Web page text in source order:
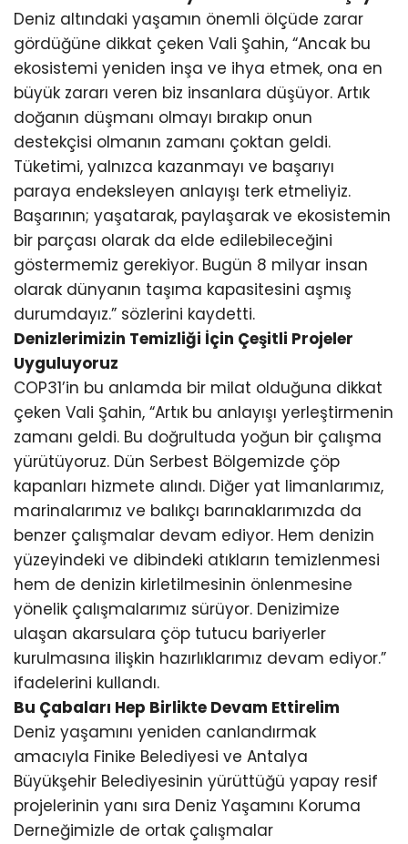
Deniz altındaki yaşamın önemli ölçüde zarar
gördüğüne dikkat çeken Vali Şahin, “Ancak bu
ekosistemi yeniden inşa ve ihya etmek, ona en
büyük zararı veren biz insanlara düşüyor. Artık
doğanın düşmanı olmayı bırakıp onun
destekçisi olmanın zamanı çoktan geldi.
Tüketimi, yalnızca kazanmayı ve başarıyı
paraya endeksleyen anlayışı terk etmeliyiz.
Başarının; yaşatarak, paylaşarak ve ekosistemin
bir parçası olarak da elde edilebileceğini
göstermemiz gerekiyor. Bugün 8 milyar insan
olarak dünyanın taşıma kapasitesini aşmış
durumdayız.” sözlerini kaydetti.
Denizlerimizin Temizliği İçin Çeşitli Projeler
Uyguluyoruz
COP31’in bu anlamda bir milat olduğuna dikkat
çeken Vali Şahin, “Artık bu anlayışı yerleştirmenin
zamanı geldi. Bu doğrultuda yoğun bir çalışma
yürütüyoruz. Dün Serbest Bölgemizde çöp
kapanları hizmete alındı. Diğer yat limanlarımız,
marinalarımız ve balıkçı barınaklarımızda da
benzer çalışmalar devam ediyor. Hem denizin
yüzeyindeki ve dibindeki atıkların temizlenmesi
hem de denizin kirletilmesinin önlenmesine
yönelik çalışmalarımız sürüyor. Denizimize
ulaşan akarsulara çöp tutucu bariyerler
kurulmasına ilişkin hazırlıklarımız devam ediyor.”
ifadelerini kullandı.
Bu Çabaları Hep Birlikte Devam Ettirelim
Deniz yaşamını yeniden canlandırmak
amacıyla Finike Belediyesi ve Antalya
Büyükşehir Belediyesinin yürüttüğü yapay resif
projelerinin yanı sıra Deniz Yaşamını Koruma
Derneğimizle de ortak çalışmalar